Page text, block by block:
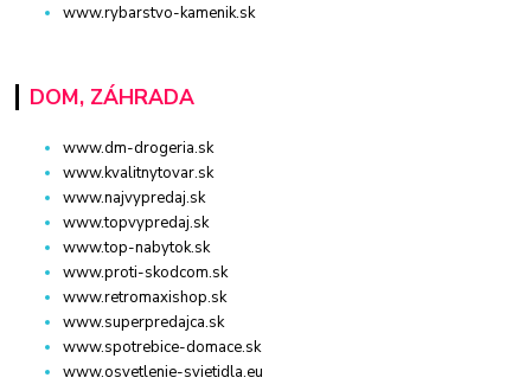
www.rybarstvo-kamenik.sk
DOM, ZÁHRADA
www.dm-drogeria.sk
www.kvalitnytovar.sk
www.najvypredaj.sk
www.topvypredaj.sk
www.top-nabytok.sk
www.proti-skodcom.sk
www.retromaxishop.sk
www.superpredajca.sk
www.spotrebice-domace.sk
www.osvetlenie-svietidla.eu